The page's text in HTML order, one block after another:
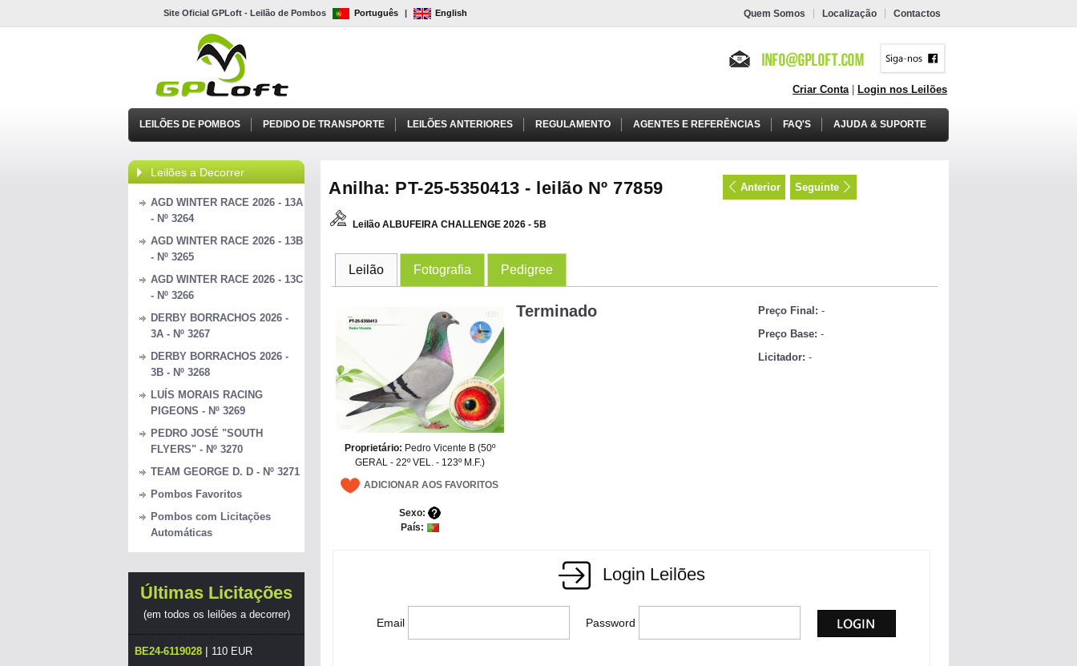
Site Oficial GPLoft - Leilão de Pombos Português | English Quem Somos Localização Contactos
Criar Conta| Login nos Leilões
LEILÕES DE POMBOS PEDIDO DE TRANSPORTE LEILÕES ANTERIORES REGULAMENTO AGENTES E REFERÊNCIAS FAQ'S AJUDA & SUPORTE
Leilões a Decorrer
AGD WINTER RACE 2026 - 13A
- Nº 3264
AGD WINTER RACE 2026 - 13B
- Nº 3265
AGD WINTER RACE 2026 - 13C
- Nº 3266
DERBY BORRACHOS 2026 -
3A - Nº 3267
DERBY BORRACHOS 2026 -
3B - Nº 3268
LUÍS MORAIS RACING
PIGEONS - Nº 3269
PEDRO JOSÉ "SOUTH
FLYERS" - Nº 3270
TEAM GEORGE D. D - Nº 3271
Pombos Favoritos
Pombos com Licitações
Automáticas
Últimas Licitações
(em todos os leilões a decorrer)
BE24-6119028 | 110 EUR
Anilha: PT-25-5350413 - leilão Nº 77859
Leilão ALBUFEIRA CHALLENGE 2026 - 5B
Anterior Seguinte
Leilão Fotografia Pedigree
Proprietário: Pedro Vicente B (50º
GERAL - 22º VEL. - 123º M.F.)
ADICIONAR AOS FAVORITOS
Sexo:
País:
Terminado Preço Final: -
Preço Base: -
Licitador: -
Login Leilões
Email Password